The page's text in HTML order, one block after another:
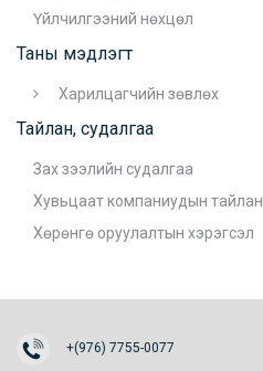
Үйлчилгээний нөхцөл
Таны мэдлэгт
Харилцагчийн зөвлөх
Тайлан, судалгаа
Зах зээлийн судалгаа
Хувьцаат компаниудын тайлан
Хөрөнгө оруулалтын хэрэгсэл
+(976) 7755-0077